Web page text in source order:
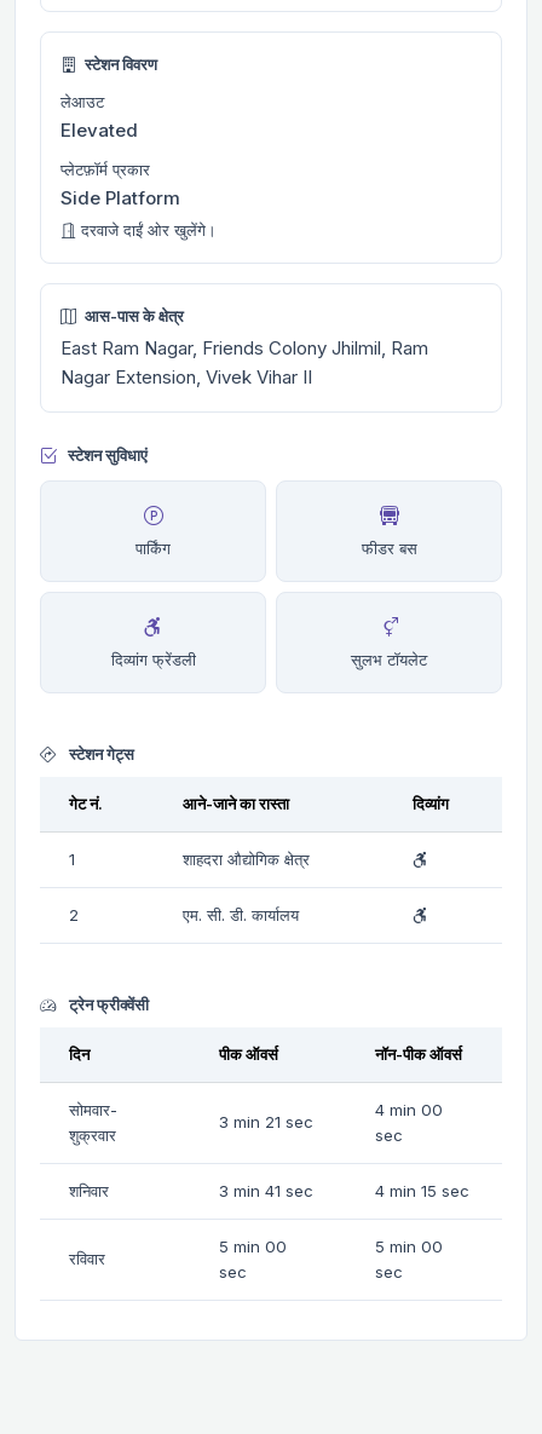
स्टेशन विवरण
लेआउट
Elevated
प्लेटफ़ॉर्म प्रकार
Side Platform
दरवाजे दाईं ओर खुलेंगे।
आस-पास के क्षेत्र
East Ram Nagar, Friends Colony Jhilmil, Ram
Nagar Extension, Vivek Vihar II
स्टेशन सुविधाएं
पार्किंग फीडर बस
दिव्यांग फ्रेंडली सुलभ टॉयलेट
स्टेशन गेट्स
गेट नं. आने-जाने का रास्ता दिव्यांग
1 शाहदरा औद्योगिक क्षेत्र
2 एम. सी. डी. कार्यालय
ट्रेन फ्रीक्वेंसी
दिन पीक ऑवर्स नॉन-पीक ऑवर्स
सोमवार-
शुक्रवार
3 min 21 sec
4 min 00
sec
शनिवार 3 min 41 sec 4 min 15 sec
रविवार
5 min 00
sec
5 min 00
sec